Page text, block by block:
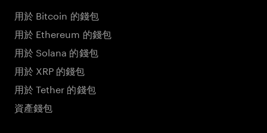
用於 Bitcoin 的錢包
用於 Ethereum 的錢包
用於 Solana 的錢包
用於 XRP 的錢包
用於 Tether 的錢包
資產錢包